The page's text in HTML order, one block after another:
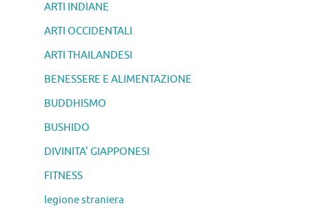
ARTI INDIANE
ARTI OCCIDENTALI
ARTI THAILANDESI
BENESSERE E ALIMENTAZIONE
BUDDHISMO
BUSHIDO
DIVINITA' GIAPPONESI
FITNESS
legione straniera